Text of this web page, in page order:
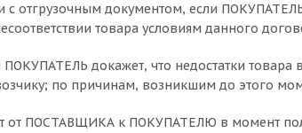
с отгрузочным документом, если
товара условиям данного
докажет, что недостатки товара
по причинам, возникшим до этого
от ПОСТАВЩИКА к ПОКУПАТЕЛЮ в момент